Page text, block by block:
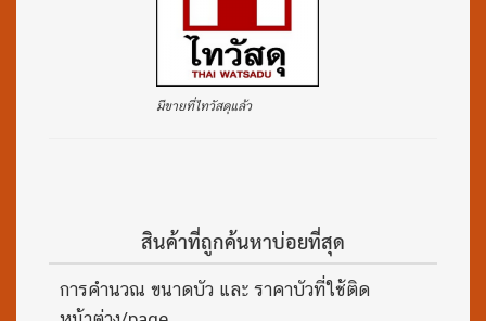
มีขายที่ไทวัสดุแล้ว
สินค้าที่ถูกค้นหาบ่อยที่สุด
การคำนวณ ขนาดบัว และ ราคาบัวที่ใช้ติด